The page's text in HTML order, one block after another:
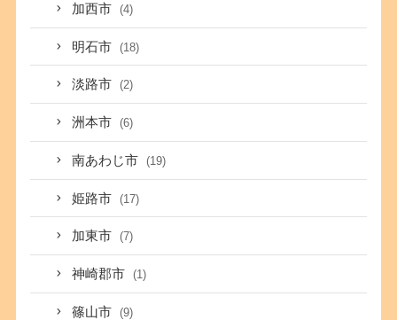
加西市 (4)
明石市 (18)
淡路市 (2)
洲本市 (6)
南あわじ市 (19)
姫路市 (17)
加東市 (7)
神崎郡市 (1)
篠山市 (9)